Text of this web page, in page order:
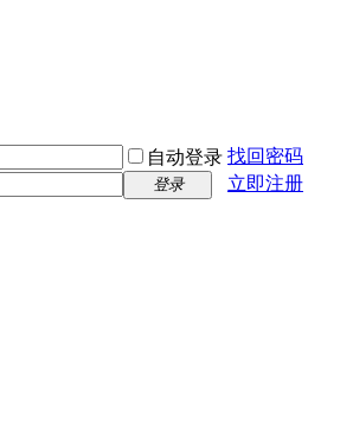
自动登录 找回密码
登录
立即注册